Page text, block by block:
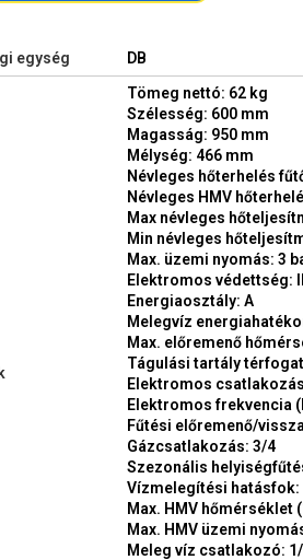
egység DB
Tömeg nettó: 62 kg
Szélesség: 600 mm
Magasság: 950 mm
Mélység: 466 mm
Névleges hőterhelés
Névleges HMV
Max névleges
Min névleges
Max. üzemi nyomás: 3
Elektromos védettség:
Energiaosztály: A
Melegvíz
Max. előremenő
Tágulási tartály
Elektromos
Elektromos frekvencia
Fűtési előremenő/
Gázcsatlakozás: 3/4
Szezonális
Vízmelegítési hatásfok:
Max. HMV hőmérséklet
Max. HMV üzemi
Meleg víz csatlakozó: